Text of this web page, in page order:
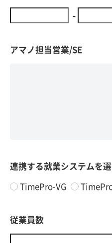
-
アマノ担当営業/SE
連携する就業システムを
TimePro-VG
従業員数